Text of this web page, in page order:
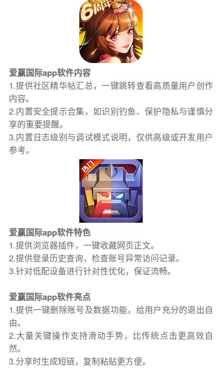
爱赢国际app软件内容
1.提供社区精华帖汇总，一键跳转查看高质量用户创作
内容。
2.内置安全提示合集，如识别钓鱼、保护隐私与谨慎分
享的重要提醒。
3.内置日志级别与调试模式说明，仅供高级或开发用户
参考。
爱赢国际app软件特色
1.提供浏览器插件，一键收藏网页正文。
2.提供登录历史查询，检查账号异常访问记录。
3.针对低配设备进行针对性优化，保证流畅。
爱赢国际app软件亮点
1.提供一键删除账号及数据功能，给用户充分的退出自
由。
2.大量关键操作支持滑动手势，比传统点击更高效自
然。
3.分享时生成短链，复制粘贴更方便。